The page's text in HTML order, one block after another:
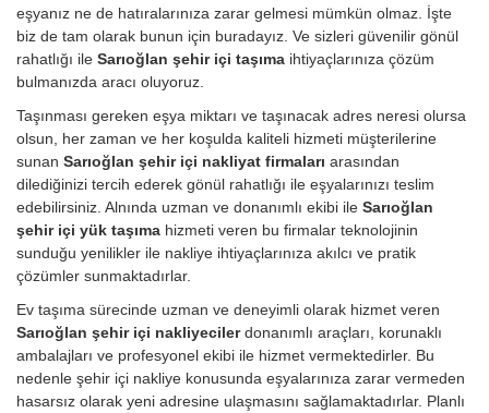
eşyanız ne de hatıralarınıza zarar gelmesi mümkün olmaz. İşte
biz de tam olarak bunun için buradayız. Ve sizleri güvenilir gönül
rahatlığı ile Sarıoğlan şehir içi taşıma ihtiyaçlarınıza çözüm
bulmanızda aracı oluyoruz.
Taşınması gereken eşya miktarı ve taşınacak adres neresi olursa
olsun, her zaman ve her koşulda kaliteli hizmeti müşterilerine
sunan Sarıoğlan şehir içi nakliyat firmaları arasından
dilediğinizi tercih ederek gönül rahatlığı ile eşyalarınızı teslim
edebilirsiniz. Alnında uzman ve donanımlı ekibi ile Sarıoğlan
şehir içi yük taşıma hizmeti veren bu firmalar teknolojinin
sunduğu yenilikler ile nakliye ihtiyaçlarınıza akılcı ve pratik
çözümler sunmaktadırlar.
Ev taşıma sürecinde uzman ve deneyimli olarak hizmet veren
Sarıoğlan şehir içi nakliyecilerdonanımlı araçları, korunaklı
ambalajları ve profesyonel ekibi ile hizmet vermektedirler. Bu
nedenle şehir içi nakliye konusunda eşyalarınıza zarar vermeden
hasarsız olarak yeni adresine ulaşmasını sağlamaktadırlar. Planlı